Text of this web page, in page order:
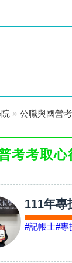
» 公職與國營
考考取心
111年專
#記帳士#專